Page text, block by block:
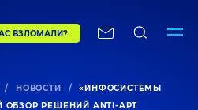
ВЗЛОМАЛИ?
/ НОВОСТИ /
«ИНФОСИСТЕМЫ
РЕШЕНИЙ ANTI-APT